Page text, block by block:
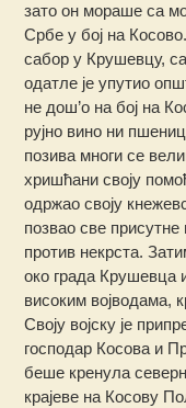
зато он мораше са
Србе у бој на
сабор у Крушевцу,
одатле је упутио
не дош’о на бој на
рујно вино ни
позива многи се
хришћани своју
одржао своју
позвао све
против некрста.
око града Крушевца
високим војводама,
Своју војску је
господар Косова и
беше кренула
крајеве на Косову